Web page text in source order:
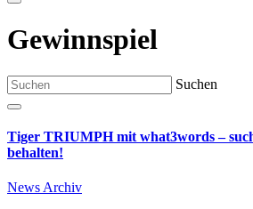
Gewinnspiel
Suchen
Tiger TRIUMPH mit what3words –
behalten!
News Archiv